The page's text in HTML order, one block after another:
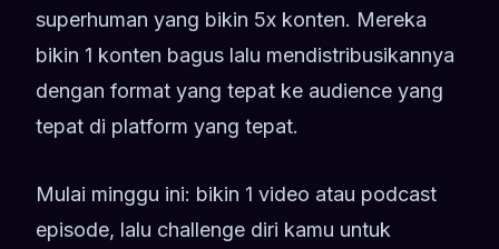
superhuman yang bikin 5x konten. Mereka
bikin 1 konten bagus lalu mendistribusikannya
dengan format yang tepat ke audience yang
tepat di platform yang tepat.
Mulai minggu ini: bikin 1 video atau podcast
episode, lalu challenge diri kamu untuk